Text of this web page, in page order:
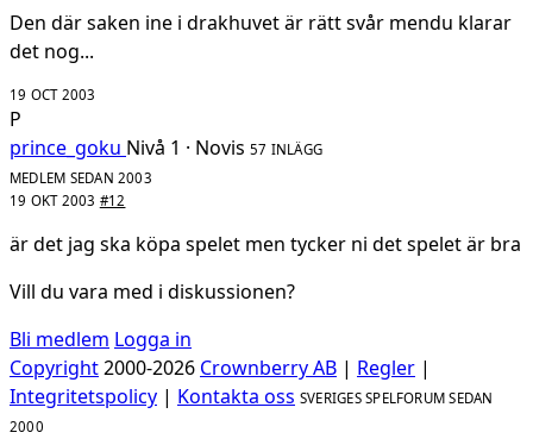
Den där saken ine i drakhuvet är rätt svår mendu klarar
det nog...
19 OCT 2003
P
prince_goku Nivå 1 · Novis 57 INLÄGG
MEDLEM SEDAN 2003
19 OKT 2003 #12
är det jag ska köpa spelet men tycker ni det spelet är bra
Vill du vara med i diskussionen?
Bli medlem Logga in
Copyright2000-2026 Crownberry AB | Regler |
Integritetspolicy | Kontakta oss SVERIGES SPELFORUM SEDAN
2000